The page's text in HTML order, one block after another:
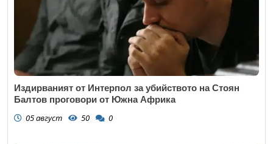
Издирваният от Интерпол за убийството на Стоян
Балтов проговори от Южна Африка
05 август 50 0